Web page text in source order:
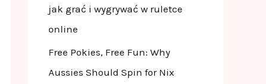
jak grać i wygrywać w ruletce
online
Free Pokies, Free Fun: Why
Aussies Should Spin for Nix